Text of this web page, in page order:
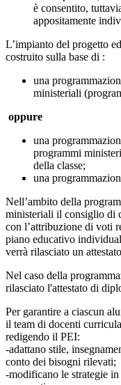
è consentito,
appositamente
L’impianto del progetto
costruito sulla base di :
una
ministeriali
oppure
una
programmi
della classe;
una
Nell’ambito della
ministeriali il consiglio di
con l’attribuzione di voti
piano educativo
verrà rilasciato un
Nel caso della
rilasciato l'attestato di
Per garantire a ciascun
il team di docenti
redigendo il PEI:
-adattano stile,
conto dei bisogni rilevati;
-modificano le strategie